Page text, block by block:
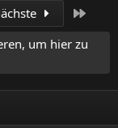
um hier zu